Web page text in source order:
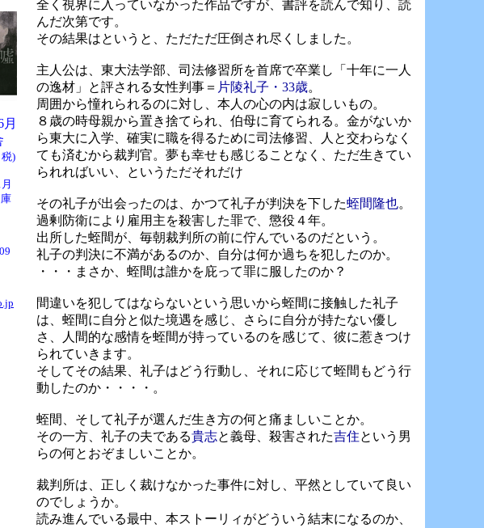
月
)
全く視界に入っていなかった作品ですが、書評を読んで知り、読
んだ次第です。
その結果はというと、ただただ圧倒され尽くしました。
主人公は、東大法学部、司法修習所を首席で卒業し「十年に一人
の逸材」と評される女性判事＝ 片陵礼子・33歳。
周囲から憧れられるのに対し、本人の心の内は寂しいもの。
８歳の時母親から置き捨てられ、伯母に育てられる。金がないか
ら東大に入学、確実に職を得るために司法修習、人と交わらなく
ても済むから裁判官。夢も幸せも感じることなく、ただ生きてい
られればいい、というただそれだけ
その礼子が出会ったのは、かつて礼子が判決を下した蛭間隆也。
過剰防衛により雇用主を殺害した罪で、懲役４年。
出所した蛭間が、毎朝裁判所の前に佇んでいるのだという。
礼子の判決に不満があるのか、自分は何か過ちを犯したのか。
・・・まさか、蛭間は誰かを庇って罪に服したのか？
間違いを犯してはならないという思いから蛭間に接触した礼子
は、蛭間に自分と似た境遇を感じ、さらに自分が持たない優し
さ、人間的な感情を蛭間が持っているのを感じて、彼に惹きつけ
られていきます。
そしてその結果、礼子はどう行動し、それに応じて蛭間もどう行
動したのか・・・・。
蛭間、そして礼子が選んだ生き方の何と痛ましいことか。
その一方、礼子の夫である貴志と義母、殺害された吉住という男
らの何とおぞましいことか。
裁判所は、正しく裁けなかった事件に対し、平然としていて良い
のでしょうか。
読み進んでいる最中、本ストーリィがどういう結末になるのか、